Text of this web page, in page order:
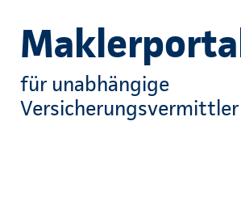
für unabhängige
Versicherungsvermittler